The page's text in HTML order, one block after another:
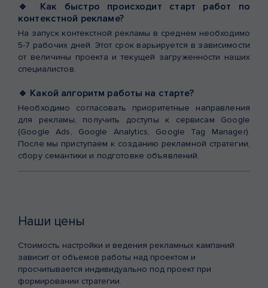
🔹 Как быстро происходит старт работ по
контекстной рекламе?
На запуск контекстной рекламы в среднем необходимо
5-7 рабочих дней. Этот срок варьируется в зависимости
от величины проекта и текущей загруженности наших
специалистов.
🔹 Какой алгоритм работы на старте?
Необходимо согласовать приоритетные направления
для рекламы, получить доступы к сервисам Google
(Google Ads, Google Analytics, Google Tag Manager).
После мы приступаем к созданию рекламной стратегии,
сбору семантики и подготовке объявлений.
Наши цены
Стоимость настройки и ведения рекламных кампаний
зависит от объемов работы над проектом и
просчитывается индивидуально под проект при
формировании стратегии.